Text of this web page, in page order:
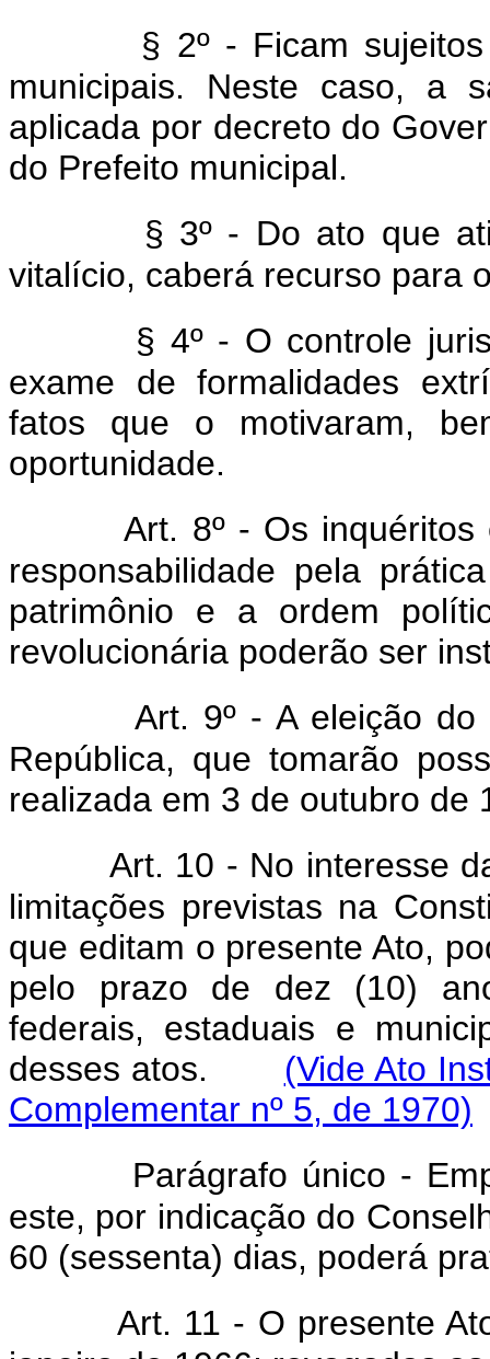
§ 2º - Ficam
municipais. Neste caso, a
aplicada por decreto do
do Prefeito municipal.
§ 3º - Do ato que
vitalício, caberá recurso para
§ 4º - O controle
exame de formalidades
fatos que o motivaram,
oportunidade.
Art. 8º - Os
responsabilidade pela
patrimônio e a ordem
revolucionária poderão ser
Art. 9º - A eleição
República, que tomarão
realizada em 3 de outubro de
Art. 10 - No interesse
limitações previstas na
que editam o presente Ato,
pelo prazo de dez (10)
federais, estaduais e
desses atos. (Vide Ato
Complementar nº 5, de 1970)
Parágrafo único -
este, por indicação do
60 (sessenta) dias, poderá
Art. 11 - O presente